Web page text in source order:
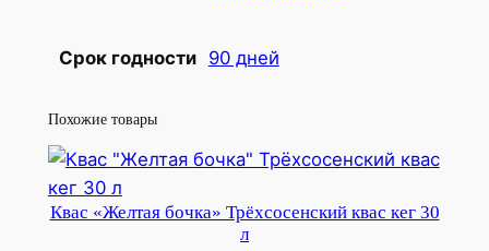
Срок годности 90 дней
Похожие товары
Квас «Желтая бочка» Трёхсосенский квас кег 30
л